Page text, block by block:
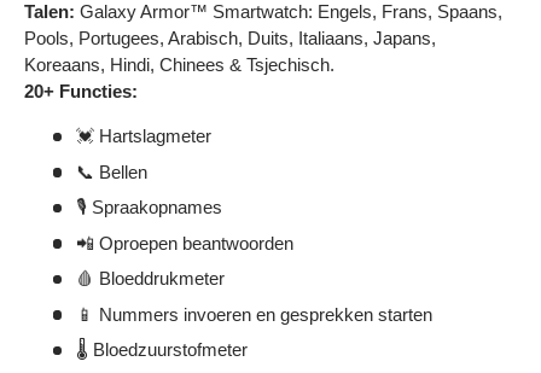
Talen: Galaxy Armor™ Smartwatch: Engels, Frans, Spaans,
Pools, Portugees, Arabisch, Duits, Italiaans, Japans,
Koreaans, Hindi, Chinees & Tsjechisch.
20+ Functies:
💓 Hartslagmeter
📞 Bellen
🎙️ Spraakopnames
📲 Oproepen beantwoorden
🩸 Bloeddrukmeter
📱 Nummers invoeren en gesprekken starten
🌡️ Bloedzuurstofmeter